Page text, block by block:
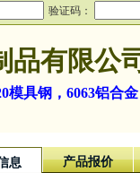
验证码：
品有限公
模具钢，6063铝合
息 产品报价